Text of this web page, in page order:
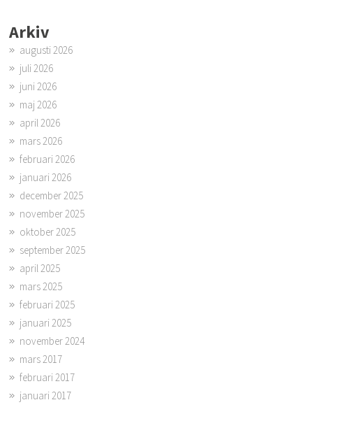
Arkiv
augusti 2026
juli 2026
juni 2026
maj 2026
april 2026
mars 2026
februari 2026
januari 2026
december 2025
november 2025
oktober 2025
september 2025
april 2025
mars 2025
februari 2025
januari 2025
november 2024
mars 2017
februari 2017
januari 2017